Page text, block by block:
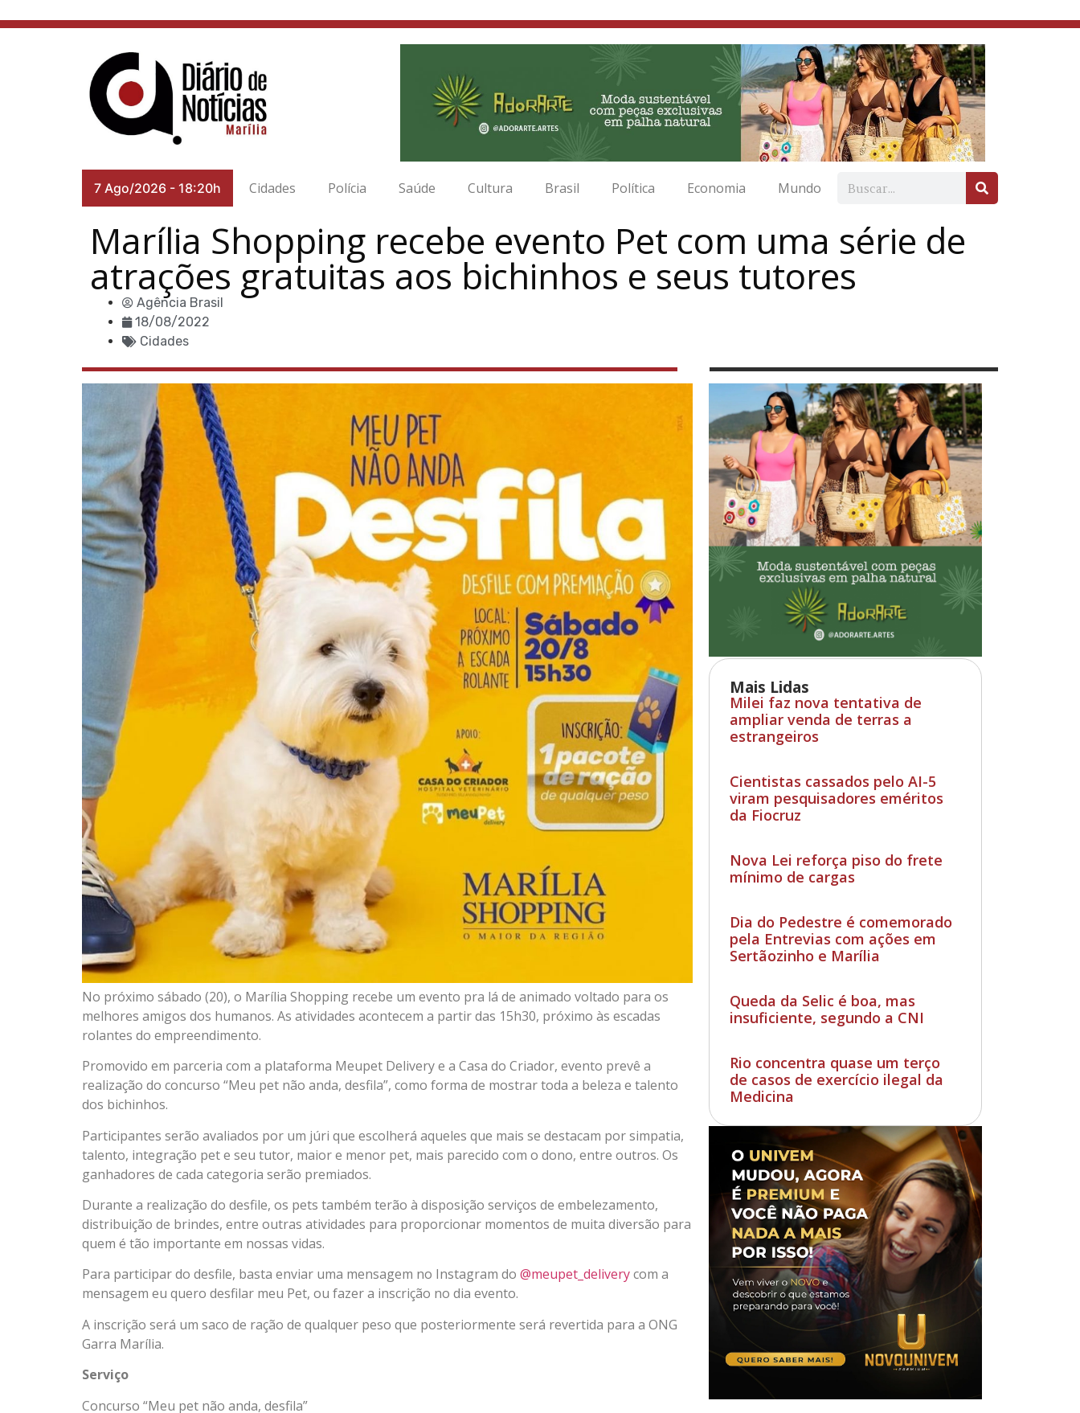
7 Ago/2026 - 18:20h Cidades Polícia Saúde Cultura Brasil Política Economia Mundo
Marília Shopping recebe evento Pet com uma série de
atrações gratuitas aos bichinhos e seus tutores
Agência Brasil
18/08/2022
Cidades
Mais Lidas
Milei faz nova tentativa de
ampliar venda de terras a
estrangeiros
Cientistas cassados pelo AI-5
viram pesquisadores eméritos
da Fiocruz
Nova Lei reforça piso do frete
mínimo de cargas
Dia do Pedestre é comemorado
pela Entrevias com ações em
Sertãozinho e Marília
Queda da Selic é boa, mas
insuficiente, segundo a CNI
Rio concentra quase um terço
de casos de exercício ilegal da
Medicina
No próximo sábado (20), o Marília Shopping recebe um evento pra lá de animado voltado para os
melhores amigos dos humanos. As atividades acontecem a partir das 15h30, próximo às escadas
rolantes do empreendimento.
Promovido em parceria com a plataforma Meupet Delivery e a Casa do Criador, evento prevê a
realização do concurso “Meu pet não anda, desfila”, como forma de mostrar toda a beleza e talento
dos bichinhos.
Participantes serão avaliados por um júri que escolherá aqueles que mais se destacam por simpatia,
talento, integração pet e seu tutor, maior e menor pet, mais parecido com o dono, entre outros. Os
ganhadores de cada categoria serão premiados.
Durante a realização do desfile, os pets também terão à disposição serviços de embelezamento,
distribuição de brindes, entre outras atividades para proporcionar momentos de muita diversão para
quem é tão importante em nossas vidas.
Para participar do desfile, basta enviar uma mensagem no Instagram do@meupet_deliverycom a
mensagem eu quero desfilar meu Pet, ou fazer a inscrição no dia evento.
A inscrição será um saco de ração de qualquer peso que posteriormente será revertida para a ONG
Garra Marília.
Serviço
Concurso “Meu pet não anda, desfila”